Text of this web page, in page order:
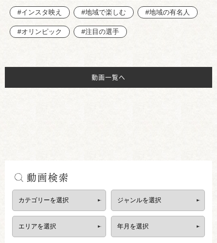
#インスタ映え #地域で楽しむ #地域の有名人
#オリンピック #注目の選手
動画一覧へ
動画検索